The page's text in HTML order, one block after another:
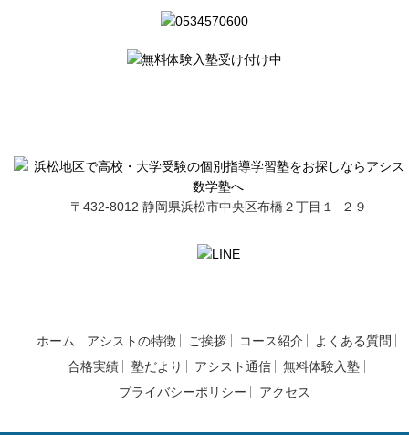
〒432-8012 静岡県浜松市中央区布橋２丁目１−２９
ホーム アシストの特徴 ご挨拶 コース紹介
よくある質問
合格実績
塾だより アシスト通信
無料体験入塾
プライバシーポリシー
アクセス